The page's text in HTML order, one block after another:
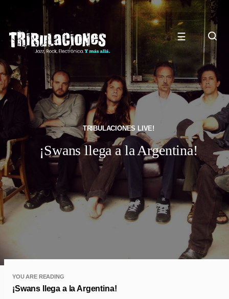
☰
TRIBULACIONES LIVE!
¡Swans llega a la Argentina!
YOU ARE READING
¡Swans llega a la Argentina!